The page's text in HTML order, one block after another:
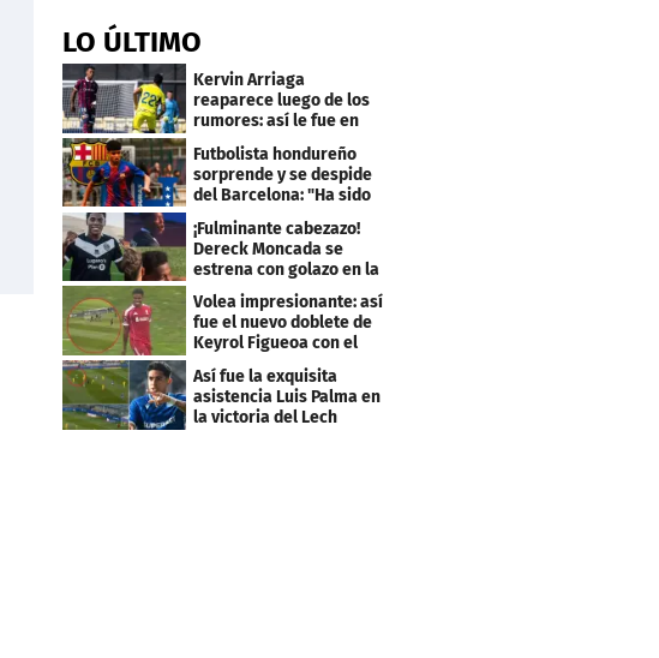
LO ÚLTIMO
Kervin Arriaga
reaparece luego de los
rumores: así le fue en
amistoso con Levante
Futbolista hondureño
sorprende y se despide
del Barcelona: "Ha sido
un orgullo"
¡Fulminante cabezazo!
Dereck Moncada se
estrena con golazo en la
Liga de Suiza
Volea impresionante: así
fue el nuevo doblete de
Keyrol Figueoa con el
Liverpool
Así fue la exquisita
asistencia Luis Palma en
la victoria del Lech